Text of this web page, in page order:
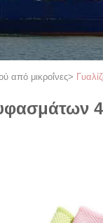
από μικροΐνες>